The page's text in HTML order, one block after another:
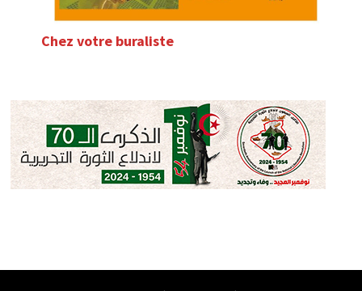
Chez votre buraliste